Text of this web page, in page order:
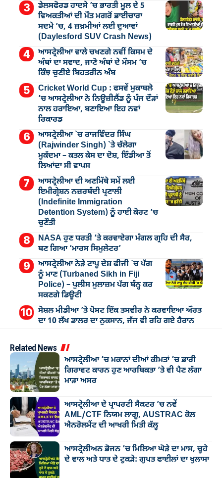
ਡੇਲਸਫੋਰਡ ਹਾਦਸੇ ’ਚ ਭਾਰਤੀ ਮੂਲ ਦੇ 5
ਵਿਅਕਤੀਆਂ ਦੀ ਮੌਤ ਮਗਰੋਂ ਭਾਈਚਾਰਾ
ਸਦਮੇ ’ਚ, 4 ਜ਼ਖ਼ਮੀਆਂ ਲਈ ਦੁਆਵਾਂ
(Daylesford SUV Crash News)
ਆਸਟ੍ਰੇਲੀਆ ਵਾਲੇ ਚਖਣਗੇ ਨਵੀਂ ਕਿਸਮ ਦੇ
ਅੰਬਾਂ ਦਾ ਸਵਾਦ, ਜਾਣੋ ਅੰਬਾਂ ਦੇ ਮੌਸਮ ’ਚ
ਕਿੰਝ ਚੁਣੀਏ ਬਿਹਤਰੀਨ ਅੰਬ
Cricket World Cup : ਫਸਵੇਂ ਮੁਕਾਬਲੇ
’ਚ ਆਸਟ੍ਰੇਲੀਆ ਨੇ ਨਿਊਜ਼ੀਲੈਂਡ ਨੂੰ ਪੰਜ ਦੌੜਾਂ
ਨਾਲ ਹਰਾਇਆ, ਬਣਾਇਆ ਇਹ ਨਵਾਂ
ਰਿਕਾਰਡ
ਆਸਟ੍ਰੇਲੀਆ `ਚ ਰਾਜਵਿੰਦਰ ਸਿੰਘ
(Rajwinder Singh) `ਤੇ ਚੱਲੇਗਾ
ਮੁੁਕੱਦਮਾ – ਕਤਲ ਕੇਸ ਦਾ ਦੋਸ਼, ਇੰਡੀਆ ਤੋਂ
ਲਿਆਂਦਾ ਸੀ ਵਾਪਸ
ਆਸਟ੍ਰੇਲੀਆ ਦੀ ਅਣਮਿੱਥੇ ਸਮੇਂ ਲਈ
ਇਮੀਗ੍ਰੇਸ਼ਨ ਨਜ਼ਰਬੰਦੀ ਪ੍ਰਣਾਲੀ
(Indefinite Immigration
Detention System) ਨੂੰ ਹਾਈ ਕੋਰਟ ’ਚ
ਚੁਣੌਤੀ
NASA ਹੁਣ ਧਰਤੀ ’ਤੇ ਕਰਵਾਏਗਾ ਮੰਗਲ ਗ੍ਰਹਿ ਦੀ ਸੈਰ,
ਬਣ ਗਿਆ ‘ਮਾਰਸ ਸਿਮੁਲੇਟਰ’
ਆਸਟ੍ਰੇਲੀਆ ਨੇੜੇ ਟਾਪੂ ਦੇਸ਼ ਫੀਜੀ `ਚ ਪੱਗ
ਨੂੰ ਮਾਣ (Turbaned Sikh in Fiji
Police) – ਪੁਲੀਸ ਮੁਲਾਜ਼ਮ ਪੱਗ ਬੰਨ੍ਹ ਕਰ
ਸਕਣਗੇ ਡਿਊਟੀ
ਸੋਸ਼ਲ ਮੀਡੀਆ ’ਤੇ ਪੋਸਟ ਇੱਕ ਤਸਵੀਰ ਨੇ ਕਰਵਾਇਆ ਔਰਤ
ਦਾ 10 ਲੱਖ ਡਾਲਰ ਦਾ ਨੁਕਸਾਨ, ਜੱਜ ਵੀ ਰਹਿ ਗਏ ਹੈਰਾਨ
Related News
ਆਸਟ੍ਰੇਲੀਆ ’ਚ ਮਕਾਨਾਂ ਦੀਆਂ ਕੀਮਤਾਂ ’ਚ ਭਾਰੀ
ਗਿਰਾਵਟ ਕਾਰਨ ਹੁਣ ਆਰਥਿਕਤਾ ’ਤੇ ਵੀ ਪੈਣ ਲੱਗਾ
ਮਾੜਾ ਅਸਰ
ਆਸਟ੍ਰੇਲੀਆ ਦੇ ਪ੍ਰਾਪਰਟੀ ਸੈਕਟਰ ’ਚ ਨਵੇਂ
AML/CTF ਨਿਯਮ ਲਾਗੂ, AUSTRAC ਕੋਲ
ਐਨਰੋਲਮੈਂਟ ਦੀ ਆਖਰੀ ਮਿਤੀ ਕੱਲ੍ਹ
ਆਸਟ੍ਰੇਲੀਅਨ ਭੋਜਨ ’ਚ ਮਿਲਿਆ ਘੋੜੇ ਦਾ ਮਾਸ, ਚੂਹੇ
ਦੇ ਵਾਲ ਅਤੇ ਧਾਤ ਦੇ ਟੁਕੜੇ: ਗੁਪਤ ਫਾਈਲਾਂ ਦਾ ਖੁਲਾਸਾ